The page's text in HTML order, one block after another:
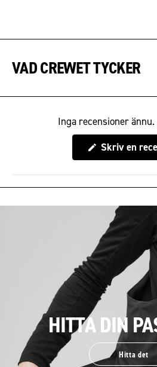
VAD CREWET TYCKER
Inga recensioner
Skriv en
HITTA DIN
Hitta det